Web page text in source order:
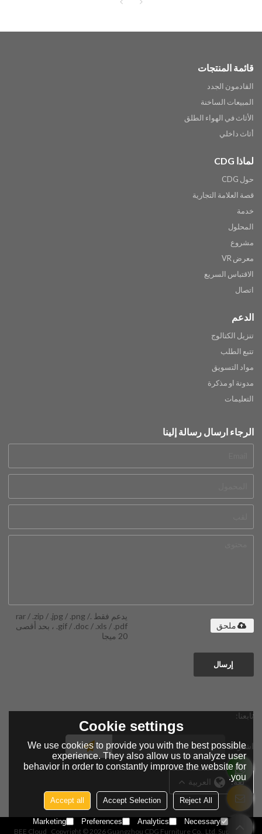
قائمة المنتجات
القادمون الجدد
المبيعات الساخنة
الأثاث في الهواء الطلق
أثاث داخلي
لماذا CDG
حول CDG
قصة العلامة التجارية
خدمة
المحلول
مشروع
معرض VR
الاقتباس السريع
اتصال
الدعم
تنزيل الكتالوج
تتبع الطلب
مواد التسويق
مدونة او مذكرة
التعليمات
الرجاء ارسال رسالة إلينا
يدعم فقط .rar / .zip / .jpg / .png /
.gif / .doc / .xls / .pdf ، بحد أقصى
20 ميجا
ملحق
إرسال
تابعنا:
اشتراك
لغة: العربية
Copyright © 2026 Guangzhou CDG Furniture Co., Ltd. Support By
BEE Cloud
Cookie settings
We use cookies to provide you with the best possible
experience. They also allow us to analyze user
behavior in order to constantly improve the website for
you.
Reject All
Accept Selection
Accept all
Necessary
Analytics
Preferences
Marketing